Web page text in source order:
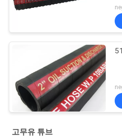
고무유 튜브